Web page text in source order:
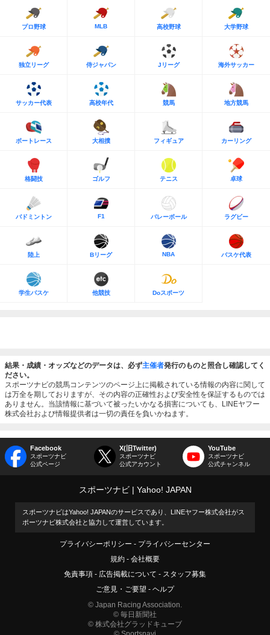
プロ野球 MLB 高校野球 大学野球
独立リーグ 侍ジャパン Jリーグ 海外サッカー
サッカー代表 高校年代 競馬 地方競馬
ボートレース 大相撲 フィギュア カーリング
格闘技 ゴルフ テニス 卓球
バドミントン F1 バレーボール ラグビー
陸上 Bリーグ NBA バスケ代表
学生バスケ 他競技 Doスポーツ
結果・成績・オッズなどのデータは、必ず主催者発行のものと照合し確認してく
ださい。
スポーツナビの競馬コンテンツのページ上に掲載されている情報の内容に関して
は万全を期しておりますが、その内容の正確性および安全性を保証するものでは
ありません。当該情報に基づいて被ったいかなる損害についても、LINEヤフー
株式会社および情報提供者は一切の責任を負いかねます。
Facebook
スポーツナビ
公式ページ
X(旧Twitter)
スポーツナビ
公式アカウント
YouTube
スポーツナビ
公式チャンネル
スポーツナビ Yahoo! JAPAN
スポーツナビはYahoo! JAPANのサービスであり、LINEヤフー株式会社がス
ポーツナビ株式会社と協力して運営しています。
プライバシーポリシー
プライバシーセンター
規約
会社概要
免責事項
広告掲載について
スタッフ募集
ご意見・ご要望
ヘルプ
© Japan Racing Association.
© 毎日新聞社
© 株式会社グラッドキューブ